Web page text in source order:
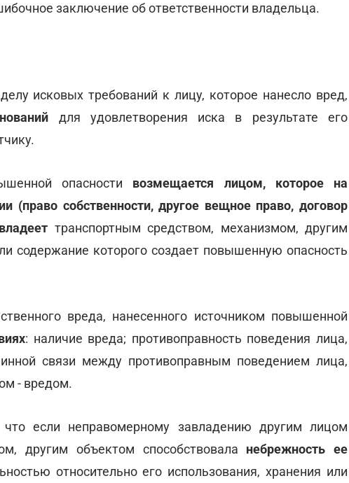
заключение об ответственности владельца.
исковых требований к лицу, которое нанесло вред,
для удовлетворения иска в результате его
опасности возмещается лицом, которое на
(право собственности, другое вещное право, договор
транспортным средством, механизмом, другим
содержание которого создает повышенную опасность
вреда, нанесенного источником повышенной
: наличие вреда; противоправность поведения лица,
связи между противоправным поведением лица,
- вредом.
если неправомерному завладению другим лицом
другим объектом способствовала небрежность ее
относительно его использования, хранения или